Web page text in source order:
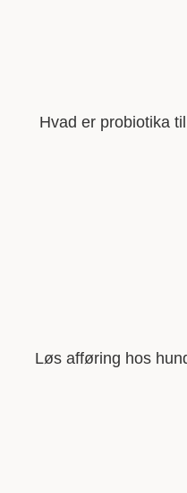
Hvad er probiotika
Løs afføring hos